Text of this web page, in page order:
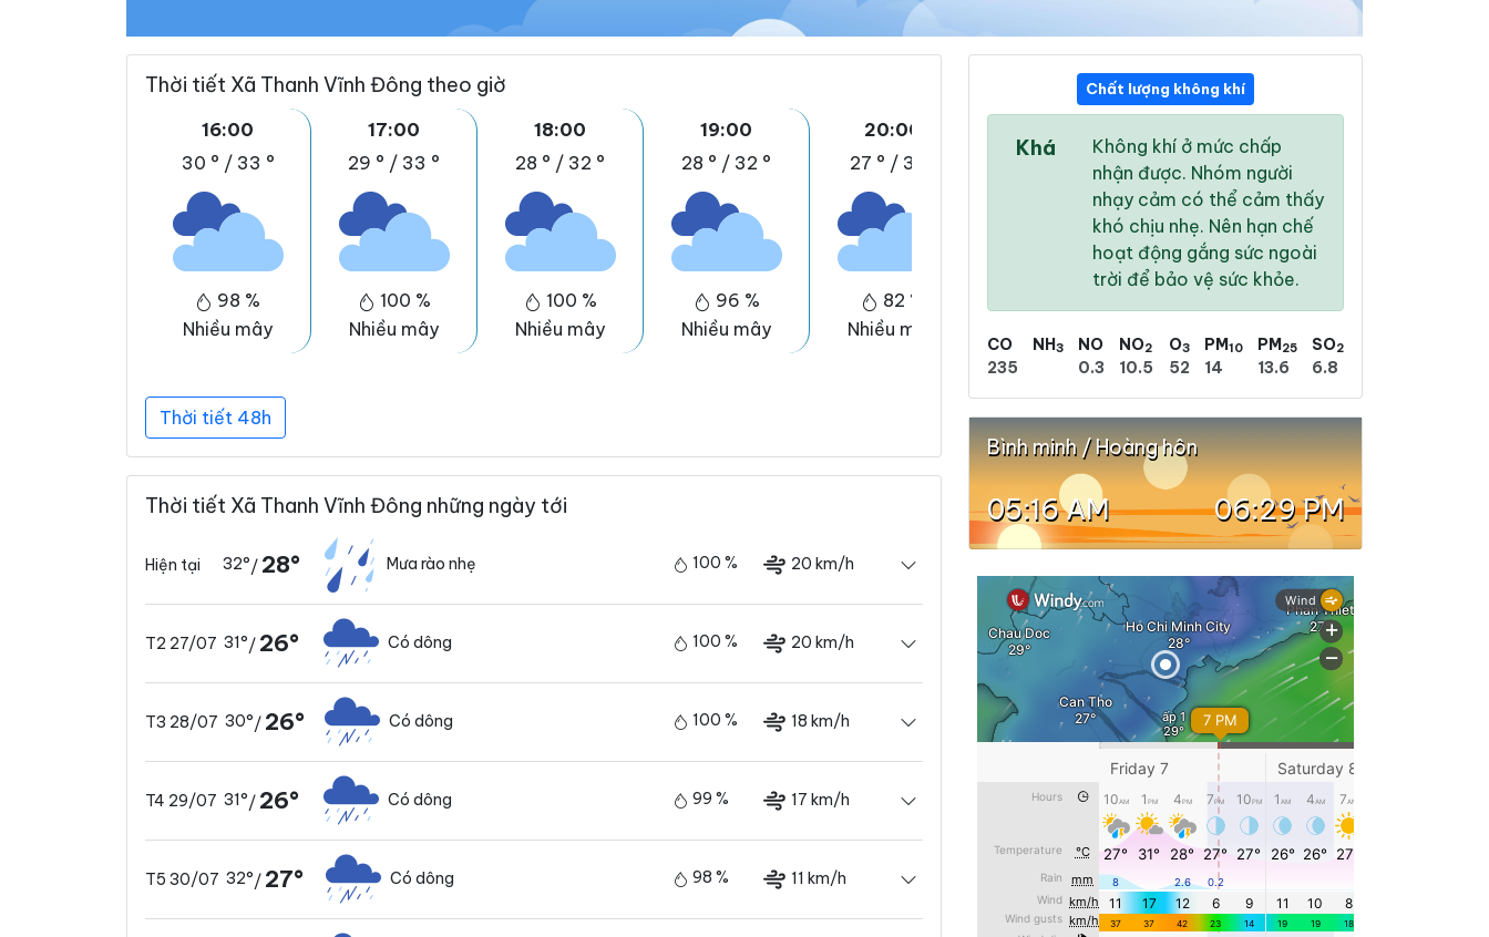
Thời tiết Xã Thanh Vĩnh Đông theo giờ
16:00
30 ° / 33 °
98 %
Nhiều mây
17:00
29 ° / 33 °
100 %
Nhiều mây
18:00
28 ° / 32 °
100 %
Nhiều mây
19:00
28 ° / 32 °
96 %
Nhiều mây
20:00
27 ° / 31 °
82 %
Nhiều mây
27 °/
27 ° /
Thời tiết 48h
Thời tiết Xã Thanh Vĩnh Đông những ngày tới
Hiện tại 32°/ 28° Mưa rào nhẹ 100 % 20 km/h
T2 27/07 31°/ 26° Có dông 100 % 20 km/h
T3 28/07 30°/ 26° Có dông 100 % 18 km/h
T4 29/07 31°/ 26° Có dông 99 % 17 km/h
T5 30/07 32°/ 27° Có dông 98 % 11 km/h
Chất lượng không khí
Khá
Không khí ở mức chấp
nhận được. Nhóm người
nhạy cảm có thể cảm thấy
khó chịu nhẹ. Nên hạn chế
hoạt động gắng sức ngoài
trời để bảo vệ sức khỏe.
CO
235
NH3
NO
0.3
NO2
10.5
O3
52
PM10
14
PM25
13.6
SO2
6.8
Bình minh / Hoàng hôn
05:16 AM 06:29 PM